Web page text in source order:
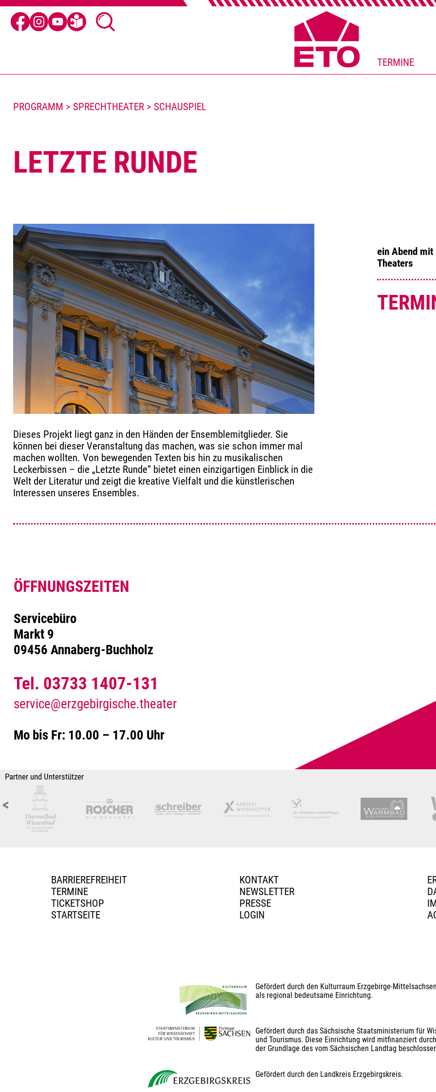
TERMINE
PROGRAMM > SPRECHTHEATER > SCHAUSPIEL
LETZTE RUNDE
Dieses Projekt liegt ganz in den Händen der Ensemblemitglieder. Sie
können bei dieser Veranstaltung das machen, was sie schon immer mal
machen wollten. Von bewegenden Texten bis hin zu musikalischen
Leckerbissen – die „Letzte Runde“ bietet einen einzigartigen Einblick in die
Welt der Literatur und zeigt die kreative Vielfalt und die künstlerischen
Interessen unseres Ensembles.
ein Abend
Theaters
ÖFFNUNGSZEITEN
Servicebüro
Markt 9
09456 Annaberg-Buchholz
Tel. 03733 1407-131
service@erzgebirgische.theater
Mo bis Fr: 10.00 – 17.00 Uhr
Partner und Unterstützer
<
BARRIEREFREIHEIT
TERMINE
TICKETSHOP
STARTSEITE
KONTAKT
NEWSLETTER
PRESSE
LOGIN
Gefördert durch den Kulturraum Erzgebirge-
als regional bedeutsame Einrichtung.
Gefördert durch das Sächsische Staatsministerium für
und Tourismus. Diese Einrichtung wird mitfinanziert
der Grundlage des vom Sächsischen Landtag
Gefördert durch den Landkreis Erzgebirgskreis.